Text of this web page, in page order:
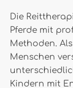
Die
Pferde mit
Methoden.
Menschen
Kindern mit